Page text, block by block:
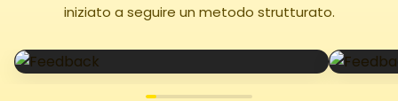
iniziato a seguire un metodo strutturato.